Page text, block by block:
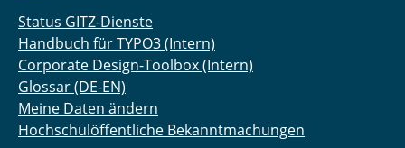
Status GITZ-Dienste
Handbuch für TYPO3 (Intern)
Corporate Design-Toolbox (Intern)
Glossar (DE-EN)
Meine Daten ändern
Hochschulöffentliche Bekanntmachungen